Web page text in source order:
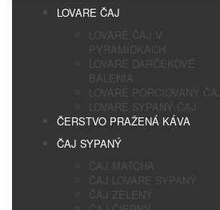
LOVARE ČAJ
LOVARÉ ČAJ V
PYRAMÍDKACH
LOVARÉ DARČEKOVÉ
BALENIA
LOVARÉ PORCIOVANÝ ČAJ
LOVARÉ SYPANÝ ČAJ
ČERSTVO PRAŽENÁ KÁVA
ČAJ SYPANÝ
ČAJ MATCHA
ČAJ LOVARE SYPANÝ
ČAJ ZELENÝ